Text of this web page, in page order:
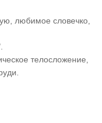
любимое словечко,
телосложение,